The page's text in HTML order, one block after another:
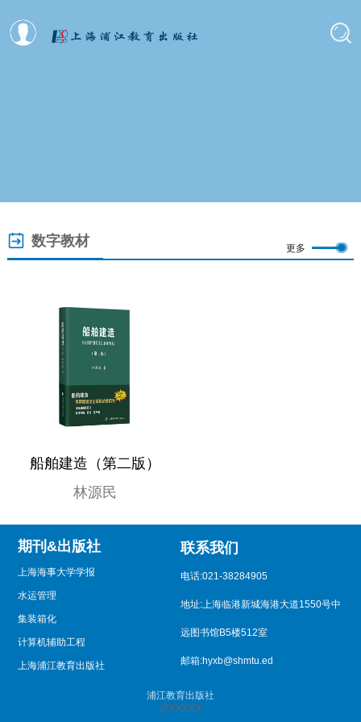
数字教材 更多
船舶建造（第二版）
林源民
期刊&出版社
上海海事大学学报
水运管理
集装箱化
计算机辅助工程
上海浦江教育出版社
联系我们
电话:021-38284905
地址:上海临港新城海港大道1550号中
远图书馆B5楼512室
邮箱:hyxb@shmtu.ed
浦江教育出版社
沪XXXXX